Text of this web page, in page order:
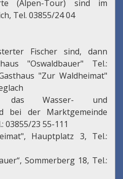
(Alpen-Tour) sind im
Tel. 03855/24 04
Fischer sind, dann
"Oswaldbauer" Tel.:
"Zur Waldheimat"
das Wasser- und
bei der Marktgemeinde
03855/23 55-111
Hauptplatz 3, Tel.:
Sommerberg 18, Tel.: